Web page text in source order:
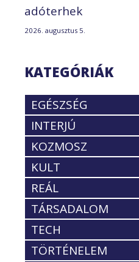
adóterhek
2026. augusztus 5.
KATEGÓRIÁK
EGÉSZSÉG
INTERJÚ
KOZMOSZ
KULT
REÁL
TÁRSADALOM
TECH
TÖRTÉNELEM